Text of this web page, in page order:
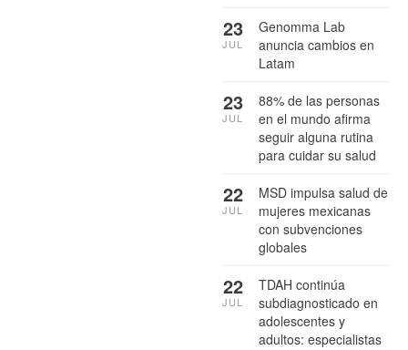
Genomma Lab
anuncia cambios en
Latam
23
JUL
88% de las personas
en el mundo afirma
seguir alguna rutina
para cuidar su salud
23
JUL
MSD impulsa salud de
mujeres mexicanas
con subvenciones
globales
22
JUL
TDAH continúa
subdiagnosticado en
adolescentes y
adultos: especialistas
22
JUL